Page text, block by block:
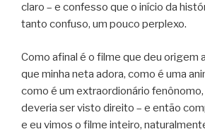
claro – e confesso que o início da
tanto confuso, um pouco perplexo.
Como afinal é o filme que deu origem
que minha neta adora, como é uma
como é um extraordionário
deveria ser visto direito – e então
e eu vimos o filme inteiro,